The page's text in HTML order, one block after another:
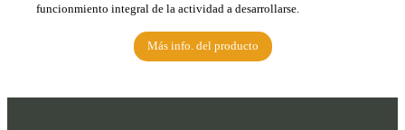
funcionmiento integral de la actividad a desarrollarse.
Más info. del producto